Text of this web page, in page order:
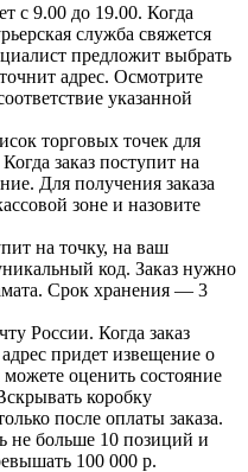
с 9.00 до 19.00. Когда
служба свяжется
предложит выбрать
адрес. Осмотрите
указанной
торговых точек для
заказ поступит на
Для получения заказа
зоне и назовите
на точку, на ваш
код. Заказ нужно
Срок хранения — 3
России. Когда заказ
придет извещение о
оценить состояние
коробку
после оплаты заказа.
не больше 10 позиций и
100 000 р.